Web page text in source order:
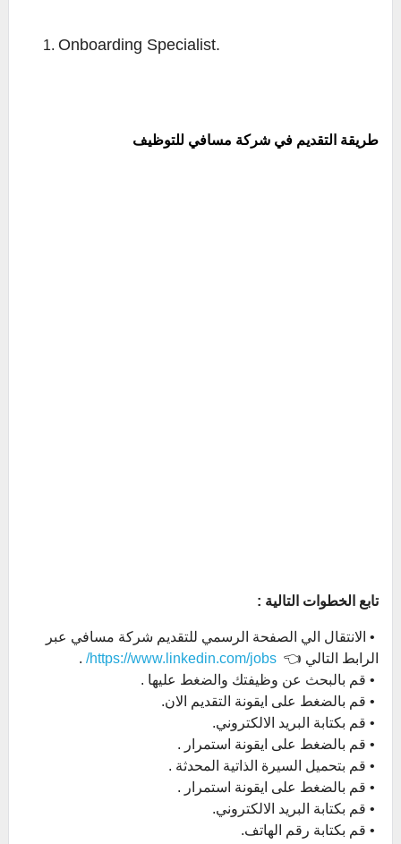
Onboarding Specialist.
طريقة التقديم في شركة مسافي للتوظيف
تابع الخطوات التالية :
• الانتقال الي الصفحة الرسمي للتقديم شركة مسافي عبر
الرابط التالي 👈 https://www.linkedin.com/jobs/
.
• قم بالبحث عن وظيفتك والضغط عليها .
• قم بالضغط على ايقونة التقديم الان.
• قم بكتابة البريد الالكتروني.
• قم بالضغط على ايقونة استمرار .
• قم بتحميل السيرة الذاتية المحدثة .
• قم بالضغط على ايقونة استمرار .
• قم بكتابة البريد الالكتروني.
• قم بكتابة رقم الهاتف.